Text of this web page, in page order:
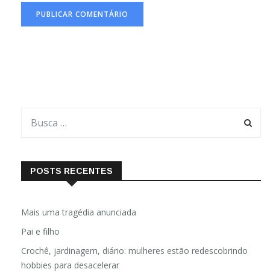
POSTS RECENTES
Mais uma tragédia anunciada
Pai e filho
Crochê, jardinagem, diário: mulheres estão redescobrindo
hobbies para desacelerar